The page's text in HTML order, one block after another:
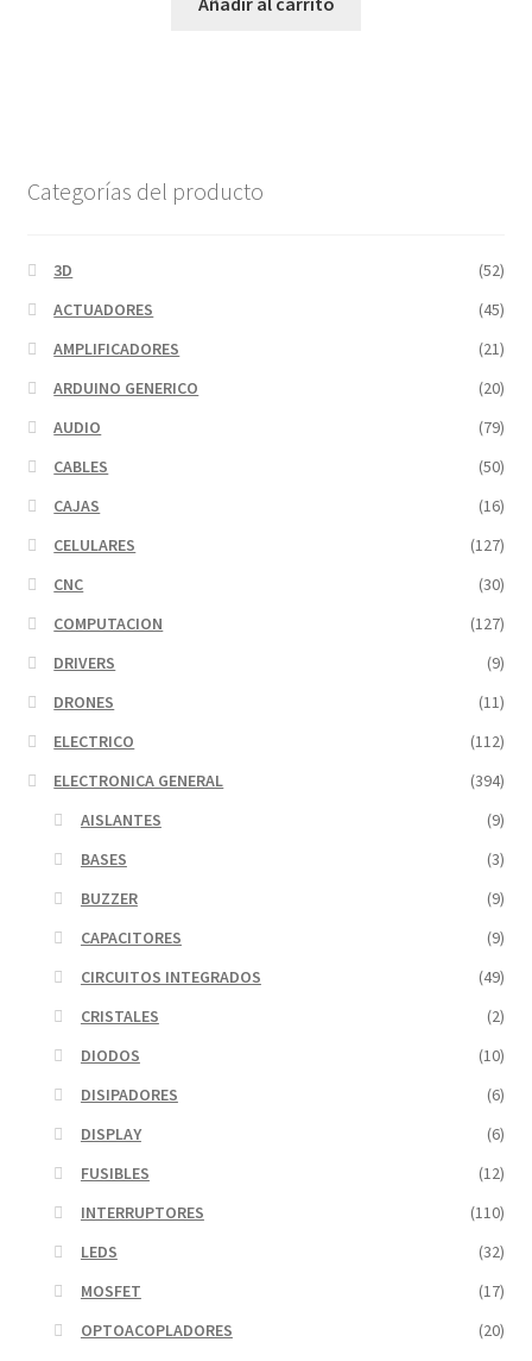
Categorías del producto
3D
(52)
ACTUADORES
(45)
AMPLIFICADORES
(21)
ARDUINO GENERICO
(20)
AUDIO
(79)
CABLES
(50)
CAJAS
(16)
CELULARES
(127)
CNC
(30)
COMPUTACION
(127)
DRIVERS
(9)
DRONES
(11)
ELECTRICO
(112)
ELECTRONICA GENERAL
(394)
AISLANTES
(9)
BASES
(3)
BUZZER
(9)
CAPACITORES
(9)
CIRCUITOS INTEGRADOS
(49)
CRISTALES
(2)
DIODOS
(10)
DISIPADORES
(6)
DISPLAY
(6)
FUSIBLES
(12)
INTERRUPTORES
(110)
LEDS
(32)
MOSFET
(17)
OPTOACOPLADORES
(20)